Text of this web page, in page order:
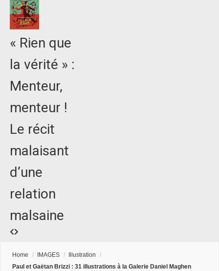
« Rien que
la vérité » :
Menteur,
menteur !
Le récit
malaisant
d’une
relation
malsaine
Home / IMAGES / Illustration
/
Paul et Gaëtan Brizzi : 31 illustrations à la Galerie Daniel Maghen